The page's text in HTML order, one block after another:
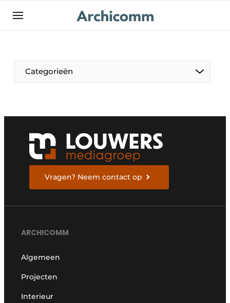
NL be-FR
Categorieën
Vragen? Neem contact op
ARCHICOMM
Algemeen
Projecten
Interieur